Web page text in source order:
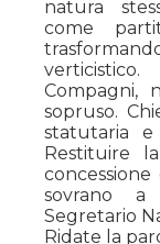
natura
come
verticistico.
Compagni,
sopruso.
statutaria
Restituire
sovrano a
Segretario
Ridate la